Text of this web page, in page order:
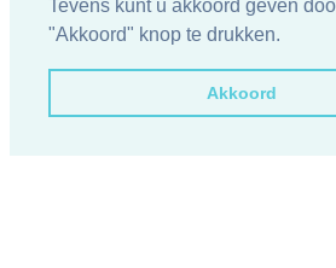
Tevens kunt u akkoord geven
"Akkoord" knop te drukken.
Akkoord